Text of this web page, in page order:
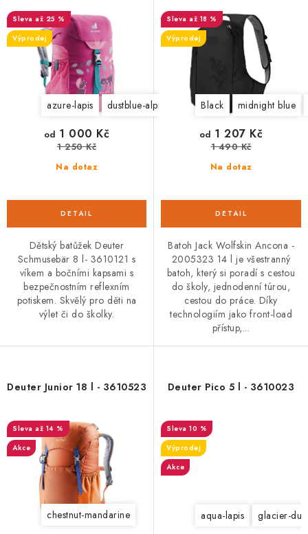
d
u
k
o
d
u
až 25 %
Výprodej
azure-lapis dustblue-alpinegreen kiwi artic
Na dotaz
od 1 000 Kč
1 250 Kč
Dětský batůžek Deuter
Schmusebär 8 l- 3610121 s
víkem a bočními kapsami s
bezpečnostním reflexním
potiskem. Skvělý pro děti na
výlet či do školky.
až 18 %
Výprodej
Black midnight blue
Na dotaz
od 1 207 Kč
1 490 Kč
Batoh Jack Wolfskin Ancona -
2005323 14 l je všestranný
batoh, který si poradí s cestou
do školy, jednodenní túrou,
cestou do práce. Díky
technologiím jako front-load
přístup,...
Deuter Junior 18 l - 3610523
až 14 %
Akce
chestnut-mandarine
Deuter Pico 5 l - 3610023
10 %
Výprodej
Akce
aqua-lapis glacier-